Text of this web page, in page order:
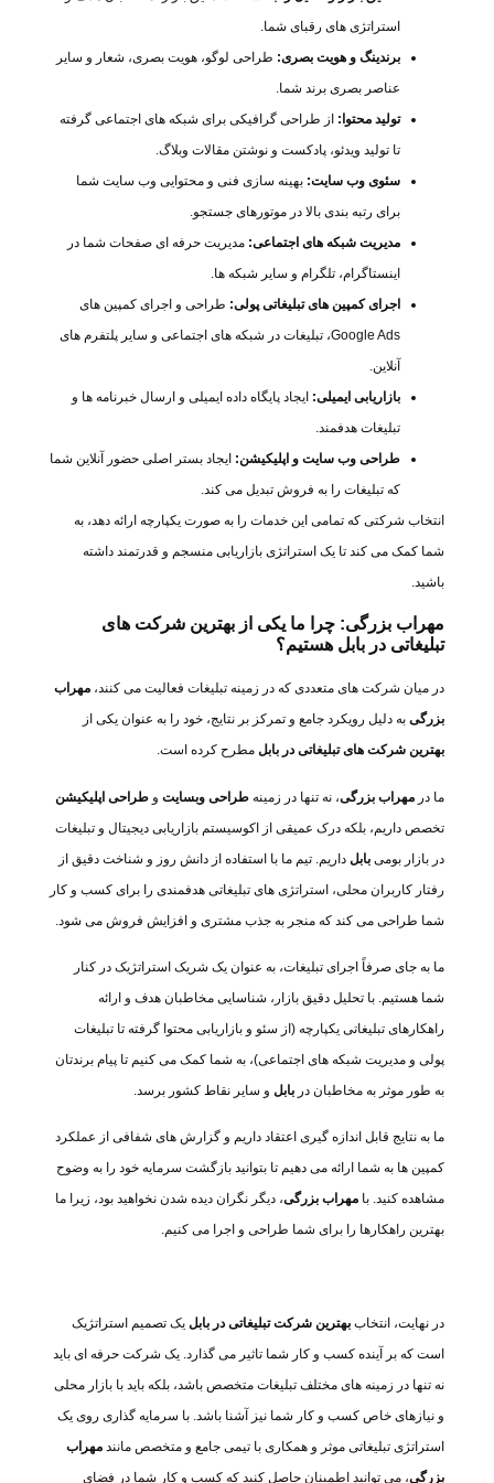
استراتژی های رقبای شما.
برندینگ و هویت بصری: طراحی لوگو، هویت بصری، شعار و سایر
عناصر بصری برند شما.
تولید محتوا: از طراحی گرافیکی برای شبکه های اجتماعی گرفته
تا تولید ویدئو، پادکست و نوشتن مقالات وبلاگ.
سئوی وب سایت: بهینه سازی فنی و محتوایی وب سایت شما
برای رتبه بندی بالا در موتورهای جستجو.
مدیریت شبکه های اجتماعی: مدیریت حرفه ای صفحات شما در
اینستاگرام، تلگرام و سایر شبکه ها.
اجرای کمپین های تبلیغاتی پولی: طراحی و اجرای کمپین های
Google Ads، تبلیغات در شبکه های اجتماعی و سایر پلتفرم های
آنلاین.
بازاریابی ایمیلی: ایجاد پایگاه داده ایمیلی و ارسال خبرنامه ها و
تبلیغات هدفمند.
طراحی وب سایت و اپلیکیشن: ایجاد بستر اصلی حضور آنلاین شما
که تبلیغات را به فروش تبدیل می کند.
انتخاب شرکتی که تمامی این خدمات را به صورت یکپارچه ارائه دهد، به
شما کمک می کند تا یک استراتژی بازاریابی منسجم و قدرتمند داشته
باشید.
مهراب بزرگی: چرا ما یکی از بهترین شرکت های
تبلیغاتی در بابل هستیم؟
در میان شرکت های متعددی که در زمینه تبلیغات فعالیت می کنند، مهراب
بزرگی به دلیل رویکرد جامع و تمرکز بر نتایج، خود را به عنوان یکی از
بهترین شرکت های تبلیغاتی در بابل مطرح کرده است.
ما در مهراب بزرگی، نه تنها در زمینه طراحی وبسایت و طراحی اپلیکیشن
تخصص داریم، بلکه درک عمیقی از اکوسیستم بازاریابی دیجیتال و تبلیغات
در بازار بومی بابل داریم. تیم ما با استفاده از دانش روز و شناخت دقیق از
رفتار کاربران محلی، استراتژی های تبلیغاتی هدفمندی را برای کسب و کار
شما طراحی می کند که منجر به جذب مشتری و افزایش فروش می شود.
ما به جای صرفاً اجرای تبلیغات، به عنوان یک شریک استراتژیک در کنار
شما هستیم. با تحلیل دقیق بازار، شناسایی مخاطبان هدف و ارائه
راهکارهای تبلیغاتی یکپارچه (از سئو و بازاریابی محتوا گرفته تا تبلیغات
پولی و مدیریت شبکه های اجتماعی)، به شما کمک می کنیم تا پیام برندتان
به طور موثر به مخاطبان در بابل و سایر نقاط کشور برسد.
ما به نتایج قابل اندازه گیری اعتقاد داریم و گزارش های شفافی از عملکرد
کمپین ها به شما ارائه می دهیم تا بتوانید بازگشت سرمایه خود را به وضوح
مشاهده کنید. با مهراب بزرگی، دیگر نگران دیده شدن نخواهید بود، زیرا ما
بهترین راهکارها را برای شما طراحی و اجرا می کنیم.
در نهایت، انتخاب بهترین شرکت تبلیغاتی در بابل یک تصمیم استراتژیک
است که بر آینده کسب و کار شما تاثیر می گذارد. یک شرکت حرفه ای باید
نه تنها در زمینه های مختلف تبلیغات متخصص باشد، بلکه باید با بازار محلی
و نیازهای خاص کسب و کار شما نیز آشنا باشد. با سرمایه گذاری روی یک
استراتژی تبلیغاتی موثر و همکاری با تیمی جامع و متخصص مانند مهراب
بزرگی، می توانید اطمینان حاصل کنید که کسب و کار شما در فضای